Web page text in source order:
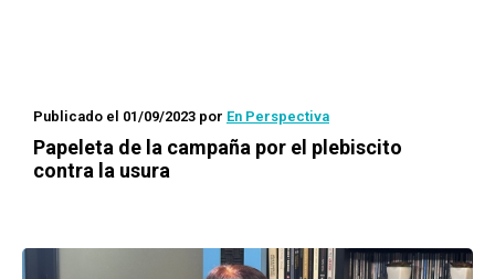
Publicado el 01/09/2023 por En Perspectiva
Papeleta de la campaña por el plebiscito
contra la usura